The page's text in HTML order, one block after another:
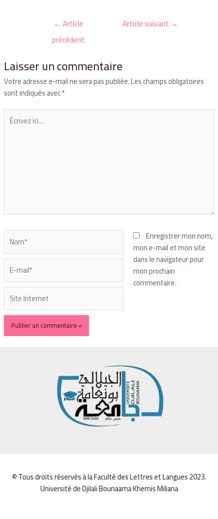
← Article
précédent
Article suivant →
Laisser un commentaire
Votre adresse e-mail ne sera pas publiée.Les champs obligatoires
sont indiqués avec*
Enregistrer mon nom,
mon e-mail et mon site
dans le navigateur pour
mon prochain
commentaire.
© Tous droits réservés à la Faculté des Lettres et Langues 2023.
Université de Djilali Bounaama Khemis Miliana